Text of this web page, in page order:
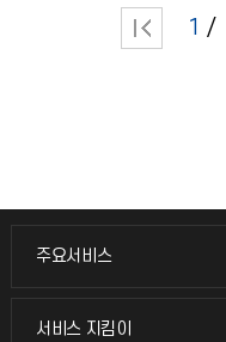
1
주요서비스
주요서비스
교무회의방송
서비스 지킴이
서비스 지킴이